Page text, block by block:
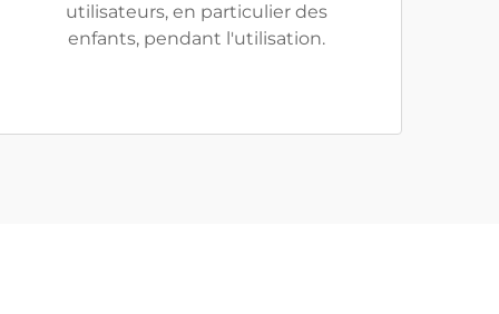
utilisateurs, en particulier des
enfants, pendant l'utilisation.